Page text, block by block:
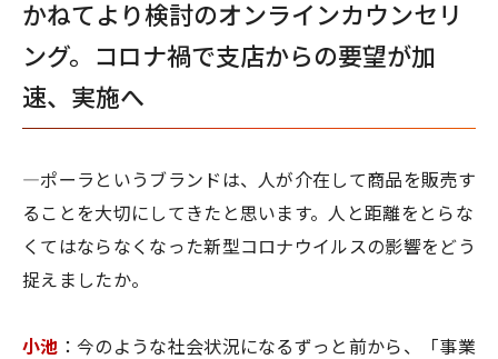
かねてより検討のオンラインカウンセリ
ング。コロナ禍で支店からの要望が加
速、実施へ
―ポーラというブランドは、人が介在して商品を販売す
ることを大切にしてきたと思います。人と距離をとらな
くてはならなくなった新型コロナウイルスの影響をどう
捉えましたか。
小池 ：今のような社会状況になるずっと前から、「事業